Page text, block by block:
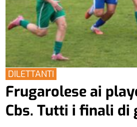
DILETTANTI
Frugarolese ai
Cbs. Tutti i finali di